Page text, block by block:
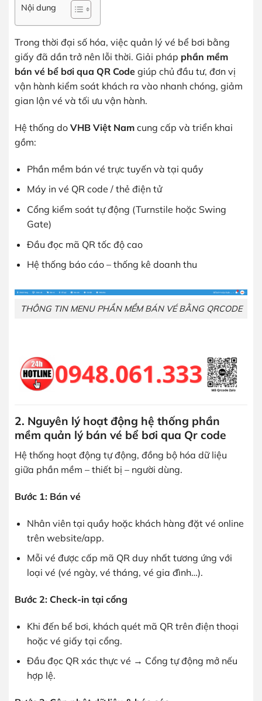
Nội dung
Trong thời đại số hóa, việc quản lý vé bể bơi bằng
giấy đã dần trở nên lỗi thời. Giải pháp phần mềm
bán vé bể bơi qua QR Code giúp chủ đầu tư, đơn vị
vận hành kiểm soát khách ra vào nhanh chóng, giảm
gian lận vé và tối ưu vận hành.
Hệ thống do VHB Việt Nam cung cấp và triển khai
gồm:
Phần mềm bán vé trực tuyến và tại quầy
Máy in vé QR code / thẻ điện tử
Cổng kiểm soát tự động (Turnstile hoặc Swing
Gate)
Đầu đọc mã QR tốc độ cao
Hệ thống báo cáo – thống kê doanh thu
THÔNG TIN MENU PHẦN MỀM BÁN VÉ BẰNG QRCODE
2. Nguyên lý hoạt động hệ thống phần
mềm quản lý bán vé bể bơi qua Qr code
Hệ thống hoạt động tự động, đồng bộ hóa dữ liệu
giữa phần mềm – thiết bị – người dùng.
Bước 1: Bán vé
Nhân viên tại quầy hoặc khách hàng đặt vé online
trên website/app.
Mỗi vé được cấp mã QR duy nhất tương ứng với
loại vé (vé ngày, vé tháng, vé gia đình…).
Bước 2: Check-in tại cổng
Khi đến bể bơi, khách quét mã QR trên điện thoại
hoặc vé giấy tại cổng.
Đầu đọc QR xác thực vé → Cổng tự động mở nếu
hợp lệ.